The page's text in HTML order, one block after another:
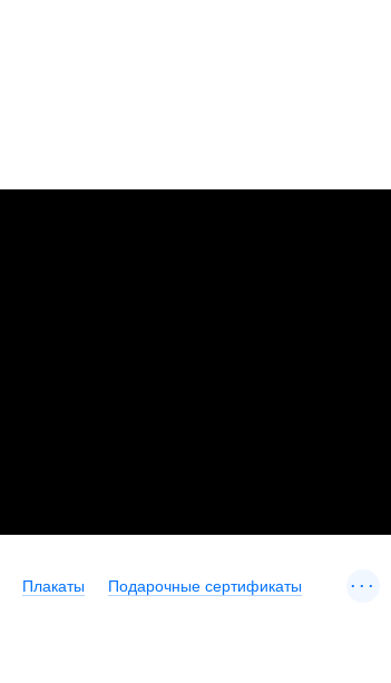
Плакаты Подарочные сертификаты ...